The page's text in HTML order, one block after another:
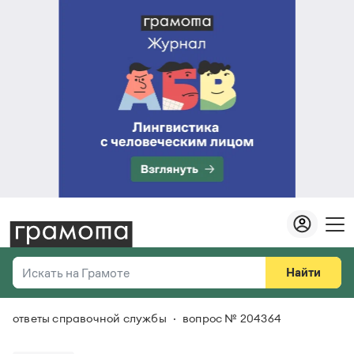
Искать на Грамоте
Справочная служба
Найти
Везде
ответы справочной службы вопрос № 204364